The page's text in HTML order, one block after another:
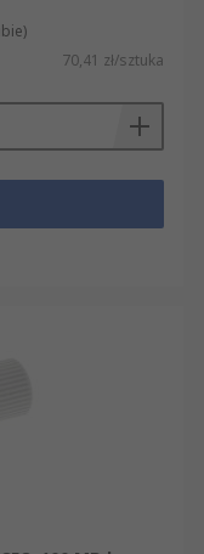
70,41 zł/sztuka